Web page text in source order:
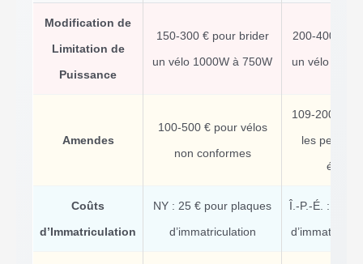
Modification de
Limitation de
Puissance
150-300 € pour brider
un vélo 1000W à 750W
200-400 €
un vélo
Amendes
100-500 € pour vélos
non conformes
109-2000 €
les peines
Coûts
d’Immatriculation
NY : 25 € pour plaques
d’immatriculation
Î.-P.-É. : Frais